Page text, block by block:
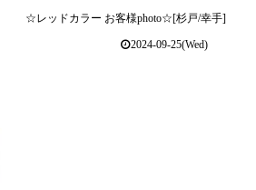
☆レッドカラー お客様photo☆[杉戸/幸手]
2024-09-25(Wed)